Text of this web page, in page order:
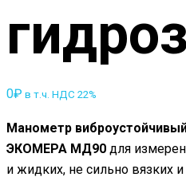
0₽ в т.ч. НДС 22%
Манометр
ЭКОМЕРА МД90 для
и жидких, не сильно вязких